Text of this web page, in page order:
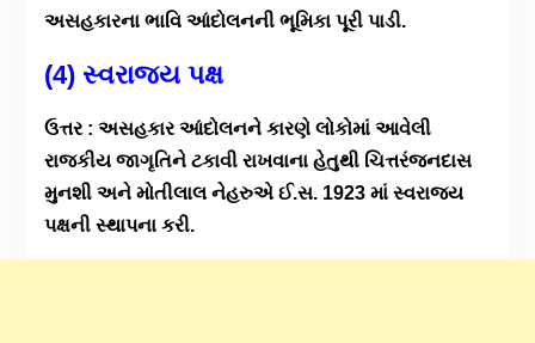
અસહકારના ભાવિ આંદોલનની ભૂમિકા પૂરી પાડી.
(4) સ્વરાજ્ય પક્ષ
ઉત્તર : અસહકાર આંદોલનને કારણે લોકોમાં આવેલી
રાજકીય જાગૃતિને ટકાવી રાખવાના હેતુથી ચિત્તરંજનદાસ
મુનશી અને મોતીલાલ નેહરુએ ઈ.સ. 1923 માં સ્વરાજ્ય
પક્ષની સ્થાપના કરી.